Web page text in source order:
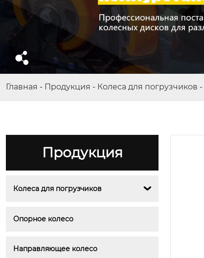
Главная - Продукция - Колеса для погрузчиков -
Продукция
Колеса для погрузчиков 
Опорное колесо
Направляющее колесо